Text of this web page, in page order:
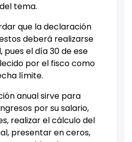
del tema.
que la declaración
deberá realizarse
pues el día 30 de ese
por el fisco como
límite.
anual sirve para
por su salario,
realizar el cálculo del
presentar en ceros,